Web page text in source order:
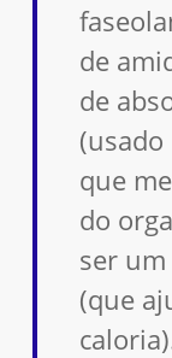
de
de
que
do
ser um
(que